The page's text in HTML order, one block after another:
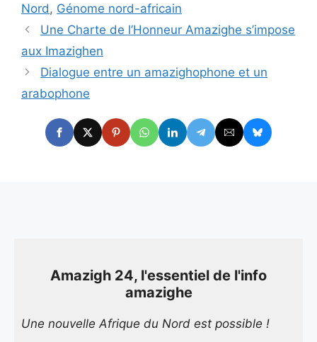
Nord , Génome nord-africain
Une Charte de l’Honneur Amazighe s’impose
aux Imazighen
Dialogue entre un amazighophone et un
arabophone
Amazigh 24, l'essentiel de l'info
amazighe
Une nouvelle Afrique du Nord est possible !